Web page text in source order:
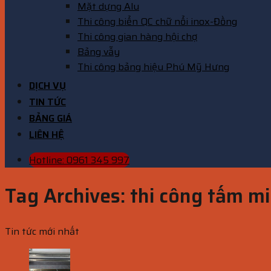
Mặt dựng Alu
Thi công biển QC chữ nổi inox-Đồng
Thi công gian hàng hội chợ
Bảng vẫy
Thi công bảng hiệu Phú Mỹ Hưng
DỊCH VỤ
TIN TỨC
BẢNG GIÁ
LIÊN HỆ
Hotline: 0961 345 997
Tag Archives: thi công tấm
Tin tức mới nhất